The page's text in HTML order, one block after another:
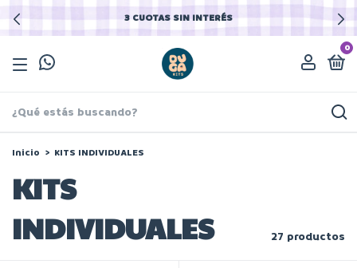
3 CUOTAS SIN INTERÉS
0
Inicio > KITS INDIVIDUALES
KITS
INDIVIDUALES
27 productos